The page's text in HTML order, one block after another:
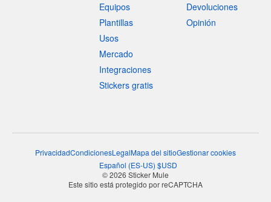
Equipos
Plantillas
Usos
Mercado
Integraciones
Stickers gratis
Devoluciones
Opinión
PrivacidadCondicionesLegalMapa del sitioGestionar cookies
Español (ES-US) $USD
© 2026 Sticker Mule
Este sitio está protegido por reCAPTCHA